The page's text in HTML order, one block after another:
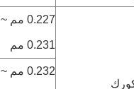
0.227 مم ~
0.231 مم
0.232 مم ~